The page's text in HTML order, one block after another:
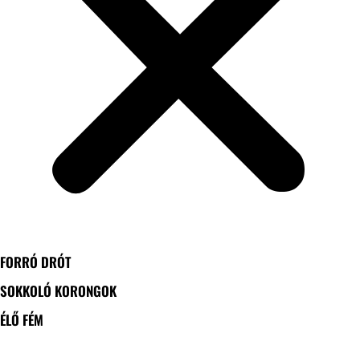
FORRÓ DRÓT
SOKKOLÓ KORONGOK
ÉLŐ FÉM